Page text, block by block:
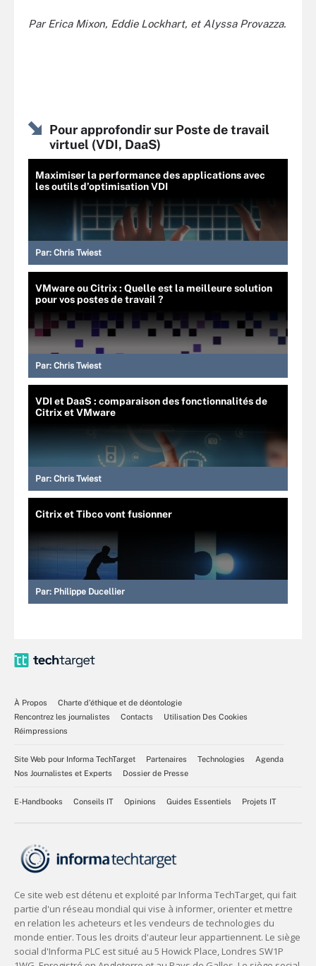
Par Erica Mixon, Eddie Lockhart, et Alyssa Provazza.
Pour approfondir sur Poste de travail
virtuel (VDI, DaaS)
Maximiser la performance des applications avec
les outils d’optimisation VDI
Par: Chris Twiest
VMware ou Citrix : Quelle est la meilleure solution
pour vos postes de travail ?
Par: Chris Twiest
VDI et DaaS : comparaison des fonctionnalités de
Citrix et VMware
Par: Chris Twiest
Citrix et Tibco vont fusionner
Par: Philippe Ducellier
À Propos
Charte d’éthique et de déontologie
Rencontrez les journalistes
Contacts
Utilisation Des Cookies
Réimpressions
Site Web pour Informa TechTarget Partenaires Technologies
Agenda
Nos Journalistes et Experts
Dossier de Presse
E-Handbooks Conseils IT Opinions Guides Essentiels Projets IT